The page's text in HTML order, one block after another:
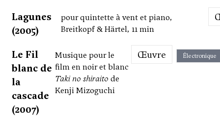
Lagunes
(2005)
pour quintette à vent et piano,
Breitkopf & Härtel, 11 min
Le Fil
blanc de
la
cascade
(2007)
Musique pour le
film en noir et blanc
Taki no shiraito de
Kenji Mizoguchi
Œuvre Électronique